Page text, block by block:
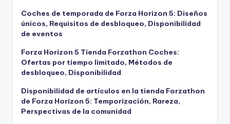
Coches de temporada de Forza Horizon 5: Diseños
únicos, Requisitos de desbloqueo, Disponibilidad
de eventos
Forza Horizon 5 Tienda Forzathon Coches:
Ofertas por tiempo limitado, Métodos de
desbloqueo, Disponibilidad
Disponibilidad de artículos en la tienda Forzathon
de Forza Horizon 5: Temporización, Rareza,
Perspectivas de la comunidad